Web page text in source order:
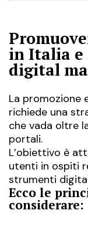
in Italia e
digital
La promozione
richiede una
che vada oltre
portali.
L’obiettivo è
utenti in ospiti
strumenti
Ecco le
considerare: